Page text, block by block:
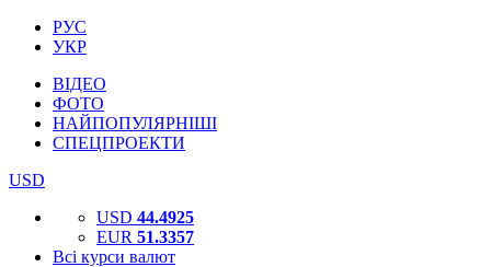
РУС
УКР
ВІДЕО
ФОТО
НАЙПОПУЛЯРНІШІ
СПЕЦПРОЕКТИ
USD
USD 44.4925
EUR 51.3357
Всі курси валют